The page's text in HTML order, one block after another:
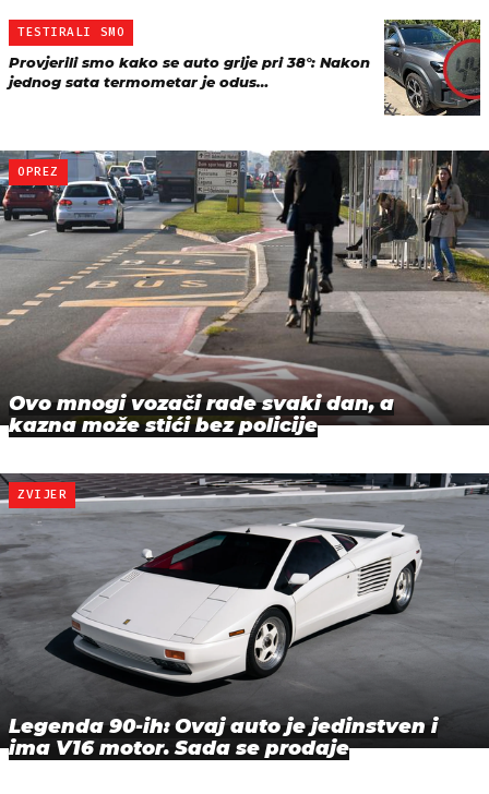
TESTIRALI SMO
Provjerili smo kako se auto grije pri 38°: Nakon
jednog sata termometar je odus…
OPREZ
Ovo mnogi vozači rade svaki dan, a
kazna može stići bez policije
ZVIJER
Legenda 90-ih: Ovaj auto je jedinstven i
ima V16 motor. Sada se prodaje